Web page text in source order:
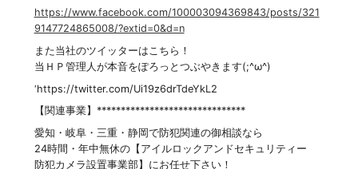
https://www.facebook.com/100003094369843/posts/321
9147724865008/?extid=0&d=n
また当社のツイッターはこちら！
当ＨＰ管理人が本音をぽろっとつぶやきます(;^ω^)
‘https://twitter.com/Ui19z6drTdeYkL2
【関連事業】*******************************
愛知・岐阜・三重・静岡で防犯関連の御相談なら
24時間・年中無休の【アイルロックアンドセキュリティー
防犯カメラ設置事業部】にお任せ下さい！